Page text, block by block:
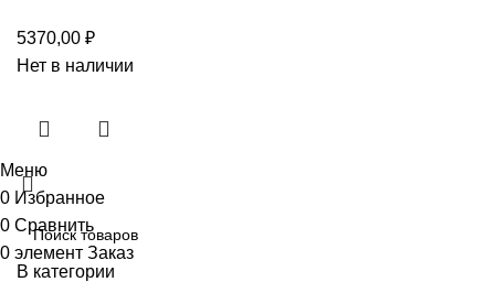
5370,00 ₽
Нет в наличии
В категории
Меню
0 Избранное
0 Сравнить
0 элемент Заказ